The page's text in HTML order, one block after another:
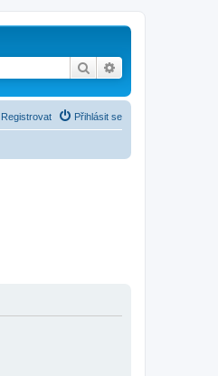
Hledat
Přihlásit se
Registrovat